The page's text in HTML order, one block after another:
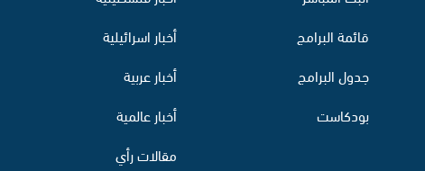
قائمة البرامج
جدول البرامج
بودكاست
أخبار اسرائيلية
أخبار عربية
أخبار عالمية
مقالات رأي